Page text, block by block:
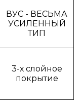
ВУС - ВЕСЬМА
УСИЛЕННЫЙ
ТИП
3-х слойное
покрытие